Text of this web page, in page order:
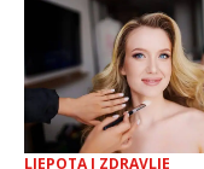
LJEPOTA I ZDRAVLJE